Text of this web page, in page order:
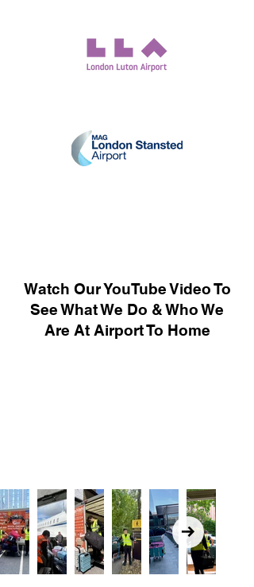
Watch Our YouTube Video To
See What We Do & Who We
Are At Airport To Home